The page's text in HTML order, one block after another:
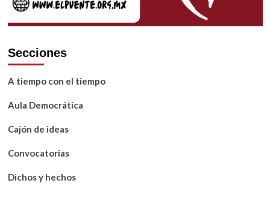
Secciones
A tiempo con el tiempo
Aula Democrática
Cajón de ideas
Convocatorias
Dichos y hechos